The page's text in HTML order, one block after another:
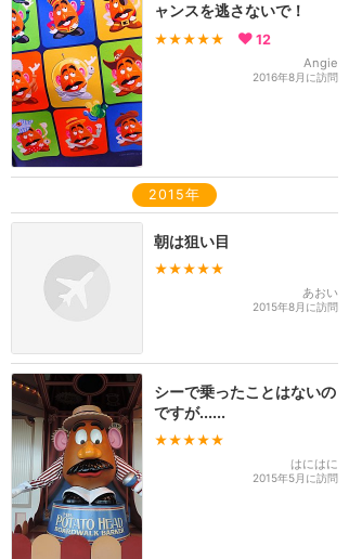
ャンスを逃さないで！
★★★★★ 12
Angie
2016年8月に訪問
2015年
朝は狙い目
★★★★★
あおい
2015年8月に訪問
シーで乗ったことはないの
ですが......
★★★★★
はにはに
2015年5月に訪問